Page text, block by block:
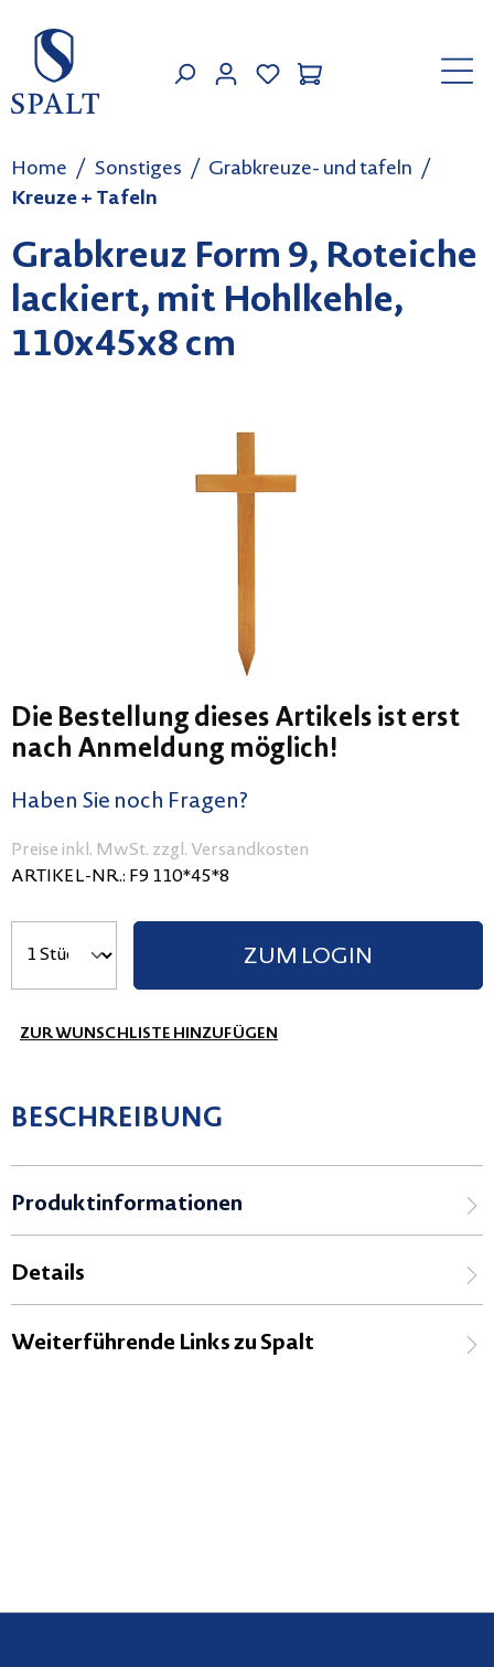
Zum Hauptinhalt springen
MEIN KONTO
Home Sonstiges
Grabkreuze- und tafeln
Kreuze + Tafeln
Grabkreuz Form 9, Roteiche
lackiert, mit Hohlkehle,
110x45x8 cm
Die Bestellung dieses Artikels ist erst
nach Anmeldung möglich!
Haben Sie noch Fragen?
Preise inkl. MwSt. zzgl. Versandkosten
ARTIKEL-NR.: F9 110*45*8
ZUM LOGIN
ZUR WUNSCHLISTE HINZUFÜGEN
BESCHREIBUNG
Produktinformationen
Details
Weiterführende Links zu Spalt